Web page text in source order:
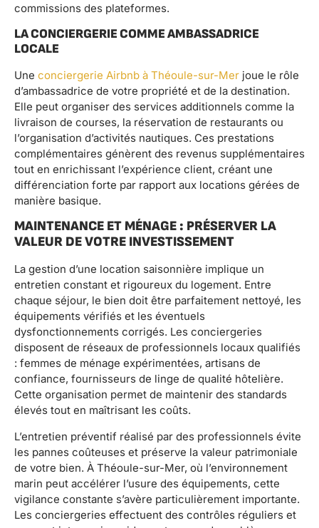
commissions des plateformes.
LA CONCIERGERIE COMME AMBASSADRICE
LOCALE
Une conciergerie Airbnb à Théoule-sur-Mer joue le rôle
d’ambassadrice de votre propriété et de la destination.
Elle peut organiser des services additionnels comme la
livraison de courses, la réservation de restaurants ou
l’organisation d’activités nautiques. Ces prestations
complémentaires génèrent des revenus supplémentaires
tout en enrichissant l’expérience client, créant une
différenciation forte par rapport aux locations gérées de
manière basique.
MAINTENANCE ET MÉNAGE : PRÉSERVER LA
VALEUR DE VOTRE INVESTISSEMENT
La gestion d’une location saisonnière implique un
entretien constant et rigoureux du logement. Entre
chaque séjour, le bien doit être parfaitement nettoyé, les
équipements vérifiés et les éventuels
dysfonctionnements corrigés. Les conciergeries
disposent de réseaux de professionnels locaux qualifiés
: femmes de ménage expérimentées, artisans de
confiance, fournisseurs de linge de qualité hôtelière.
Cette organisation permet de maintenir des standards
élevés tout en maîtrisant les coûts.
L’entretien préventif réalisé par des professionnels évite
les pannes coûteuses et préserve la valeur patrimoniale
de votre bien. À Théoule-sur-Mer, où l’environnement
marin peut accélérer l’usure des équipements, cette
vigilance constante s’avère particulièrement importante.
Les conciergeries effectuent des contrôles réguliers et